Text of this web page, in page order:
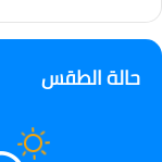
حالة الطقس